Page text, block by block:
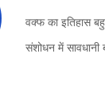
वक्फ का इतिहास
संशोधन में सावधानी